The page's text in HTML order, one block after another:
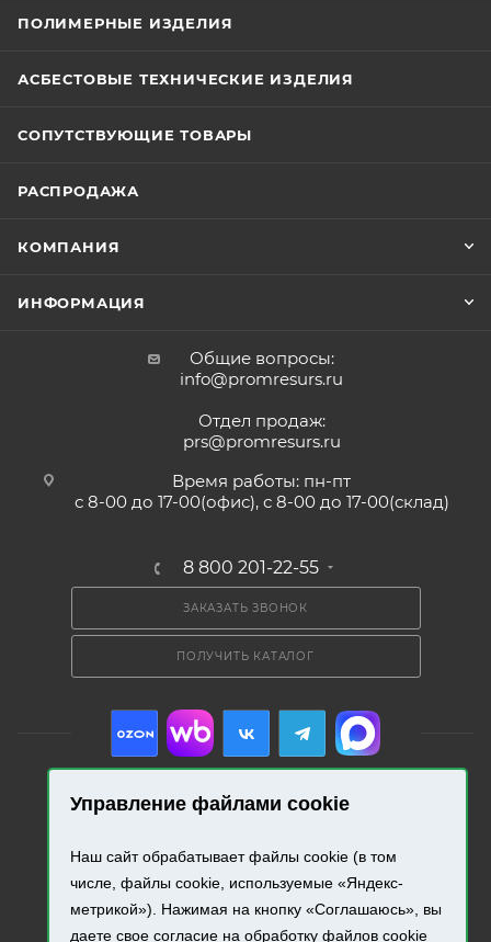
Управление файлами cookie
Наш сайт обрабатывает файлы cookie (в том
числе, файлы cookie, используемые «Яндекс-
метрикой»). Нажимая на кнопку «Соглашаюсь», вы
даете свое согласие на обработку файлов cookie
ПОЛИМЕРНЫЕ ИЗДЕЛИЯ
АСБЕСТОВЫЕ ТЕХНИЧЕСКИЕ ИЗДЕЛИЯ
СОПУТСТВУЮЩИЕ ТОВАРЫ
РАСПРОДАЖА
КОМПАНИЯ
ИНФОРМАЦИЯ
Общие вопросы:
info@promresurs.ru
Отдел продаж:
prs@promresurs.ru
Время работы: пн-пт
с 8-00 до 17-00(офис), с 8-00 до 17-00(склад)
8 800 201-22-55
ЗАКАЗАТЬ ЗВОНОК
ПОЛУЧИТЬ КАТАЛОГ
Разработка и продвижение сайта.